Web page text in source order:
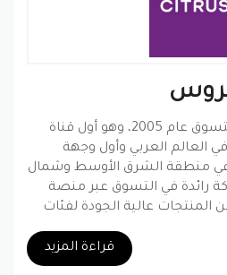
قراءة المزيد
تأسس عالم سيتروس للتسوق عام 2005، وهو أول قناة
العالم العربي وأول وجهة
منطقة الشرق الأوسط وشمال
رائدة في التسوق عبر منصة
عالية الجودة لفئات
لأكثر من مليون عميل،
إلى أكثر من 300 مليون شخص في منطقة الشرق